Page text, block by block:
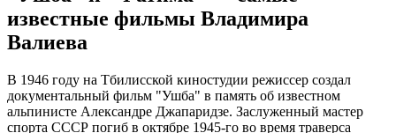
известные фильмы Владимира
Валиева
В 1946 году на Тбилисской киностудии режиссер создал
документальный фильм "Ушба" в память об известном
альпинисте Александре Джапаридзе. Заслуженный мастер
спорта СССР погиб в октябре 1945-го во время траверса